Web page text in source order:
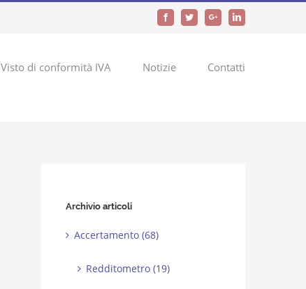
FacebookTwitterGoogle+LinkedIn
Visto di conformità IVA Notizie Contatti
Archivio articoli
Accertamento (68)
Redditometro (19)